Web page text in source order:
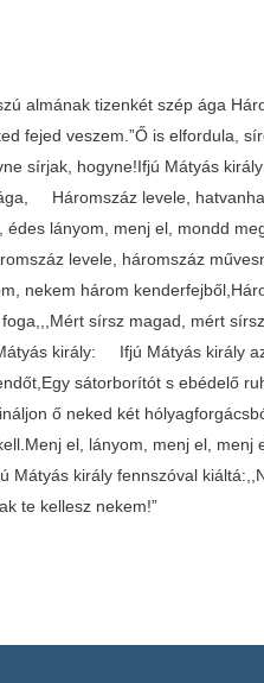
almának tizenkét szép ága
fejed veszem.”Ő is elfordula,
sírjak, hogyne!Ifjú Mátyás
Háromszáz levele,
édes lányom, menj el, mondd
levele, háromszáz
nekem három
sírsz magad, mért
király: Ifjú Mátyás király
sátorborítót s ebédelő
ő neked két
el, lányom, menj el, menj
király fennszóval
te kellesz nekem!”